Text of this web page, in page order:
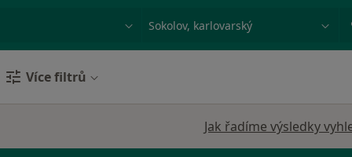
Město nebo region
Více filtrů
Jak řadíme výsledky